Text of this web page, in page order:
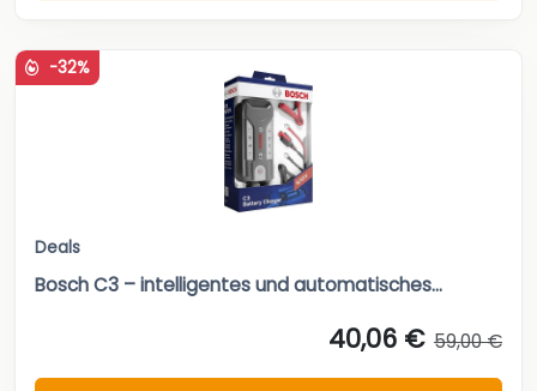
-32%
Deals
Bosch C3 – intelligentes und automatisches...
40,06 € 59,00 €